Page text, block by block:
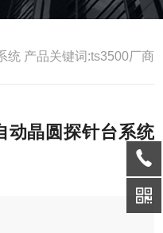
统 产品关键词:ts3500厂商
动晶圆探针台系统